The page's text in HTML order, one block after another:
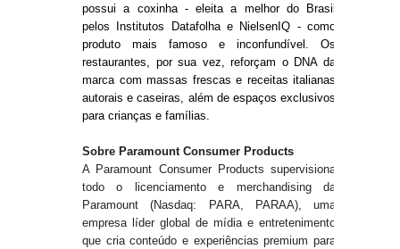
possui a coxinha - eleita a melhor do Brasil
pelos Institutos Datafolha e NielsenIQ - como
produto mais famoso e inconfundível. Os
restaurantes, por sua vez, reforçam o DNA da
marca com massas frescas e receitas italianas
autorais e caseiras, além de espaços exclusivos
para crianças e famílias.
Sobre Paramount Consumer Products
A Paramount Consumer Products supervisiona
todo o licenciamento e merchandising da
Paramount (Nasdaq: PARA, PARAA), uma
empresa líder global de mídia e entretenimento
que cria conteúdo e experiências premium para